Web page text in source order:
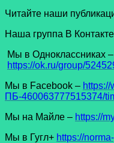
Читайте наши
Наша группа В
Мы в Одноклассниках –
https://ok.ru/group/
Мы в Facеbook –
ПБ-460063777515374/
Мы на Майле – https://
Мы в Гугл+ https://